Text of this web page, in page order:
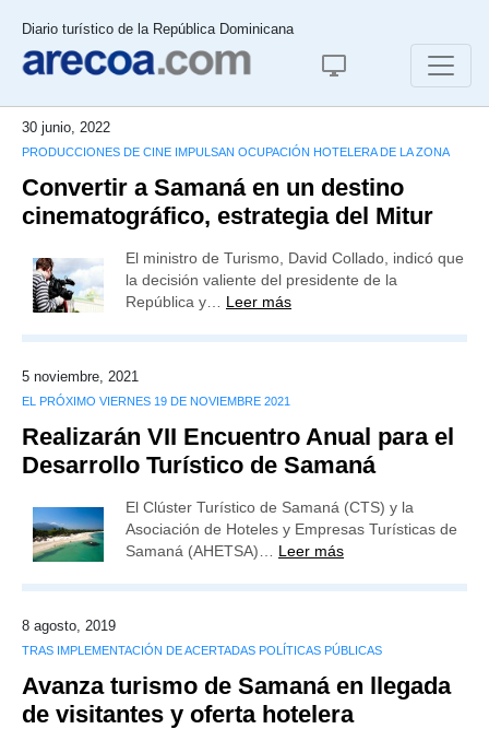
Diario turístico de la República Dominicana
30 junio, 2022
PRODUCCIONES DE CINE IMPULSAN OCUPACIÓN HOTELERA DE LA ZONA
Convertir a Samaná en un destino
cinematográfico, estrategia del Mitur
El ministro de Turismo, David Collado, indicó que
la decisión valiente del presidente de la
República y… Leer más
5 noviembre, 2021
EL PRÓXIMO VIERNES 19 DE NOVIEMBRE 2021
Realizarán VII Encuentro Anual para el
Desarrollo Turístico de Samaná
El Clúster Turístico de Samaná (CTS) y la
Asociación de Hoteles y Empresas Turísticas de
Samaná (AHETSA)… Leer más
8 agosto, 2019
TRAS IMPLEMENTACIÓN DE ACERTADAS POLÍTICAS PÚBLICAS
Avanza turismo de Samaná en llegada
de visitantes y oferta hotelera